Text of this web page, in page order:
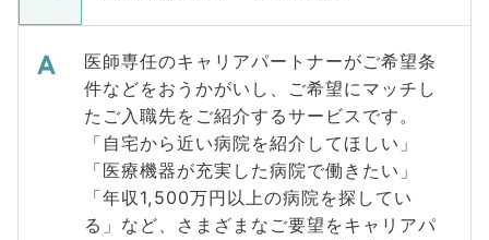
医師専任のキャリアパートナーがご希望条
件などをおうかがいし、ご希望にマッチし
たご入職先をご紹介するサービスです。
「自宅から近い病院を紹介してほしい」
「医療機器が充実した病院で働きたい」
「年収1,500万円以上の病院を探してい
る」など、さまざまなご要望をキャリアパ